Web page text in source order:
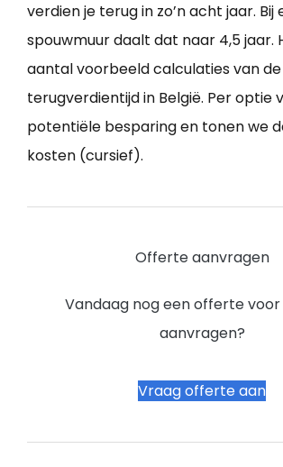
verdien je terug in zo’n acht jaar. Bij
spouwmuur daalt dat naar 4,5 jaar.
aantal voorbeeld calculaties van de
terugverdientijd in België. Per optie
potentiële besparing en tonen we
kosten (cursief).
Offerte aanvragen
Vandaag nog een offerte
aanvragen?
Vraag offerte aan